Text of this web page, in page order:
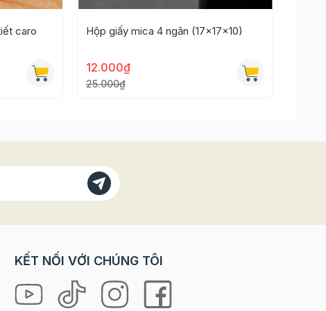
caro
Hộp giấy mica 4 ngăn (17x17x10)
12.000₫
25.000₫
KẾT NỐI VỚI CHÚNG TÔI